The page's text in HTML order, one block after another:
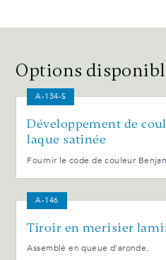
Options
A-134-S
Développement de
laque satinée
Fournir le code de couleur
A-146
Tiroir en merisier
Assemblé en queue d'aronde.